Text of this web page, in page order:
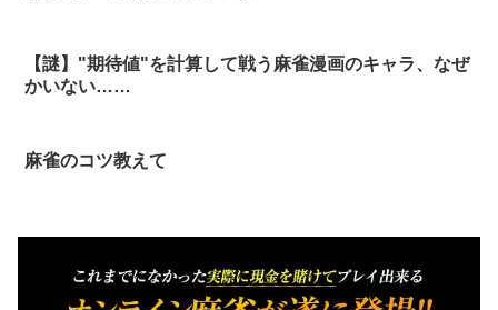
【謎】"期待値"を計算して戦う麻雀漫画のキャラ、なぜ
かいない……
麻雀のコツ教えて